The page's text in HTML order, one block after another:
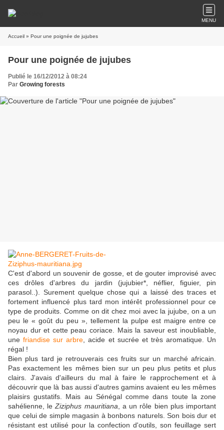
MENU
Accueil » Pour une poignée de jujubes
Pour une poignée de jujubes
Publié le 16/12/2012 à 08:24
Par Growing forests
C'est d'abord un souvenir de gosse, et de gouter improvisé avec
ces drôles d'arbres du jardin (jujubier*, néflier, figuier, pin
parasol..). Surement quelque chose qui a laissé des traces et
fortement influencé plus tard mon intérêt professionnel pour ce
type de produits. Comme on dit chez moi avec la jujube, on a un
peu le « goût du peu », tellement la pulpe est maigre entre ce
noyau dur et cette peau coriace. Mais la saveur est inoubliable,
unefriandise sur arbre , acide et sucrée et très aromatique. Un
régal !
Bien plus tard je retrouverais ces fruits sur un marché africain.
Pas exactement les mêmes bien sur un peu plus petits et plus
clairs. J'avais d'ailleurs du mal à faire le rapprochement et à
découvrir que là bas aussi d'autres gamins avaient eu les mêmes
plaisirs gustatifs. Mais au Sénégal comme dans toute la zone
sahélienne, leZiziphus mauritiana , a un rôle bien plus important
que celui de simple magasin à bonbons naturels. Son bois dur et
résistant est utilisé pour la confection d'outils, son feuillage sert